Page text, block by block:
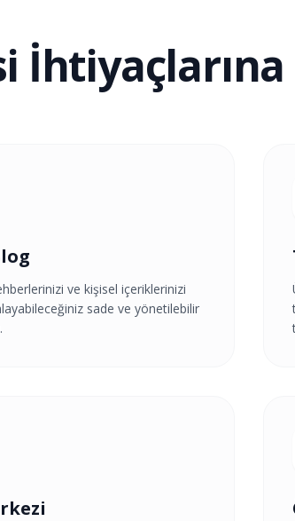
ve kişisel içeriklerinizi
sade ve yönetilebilir